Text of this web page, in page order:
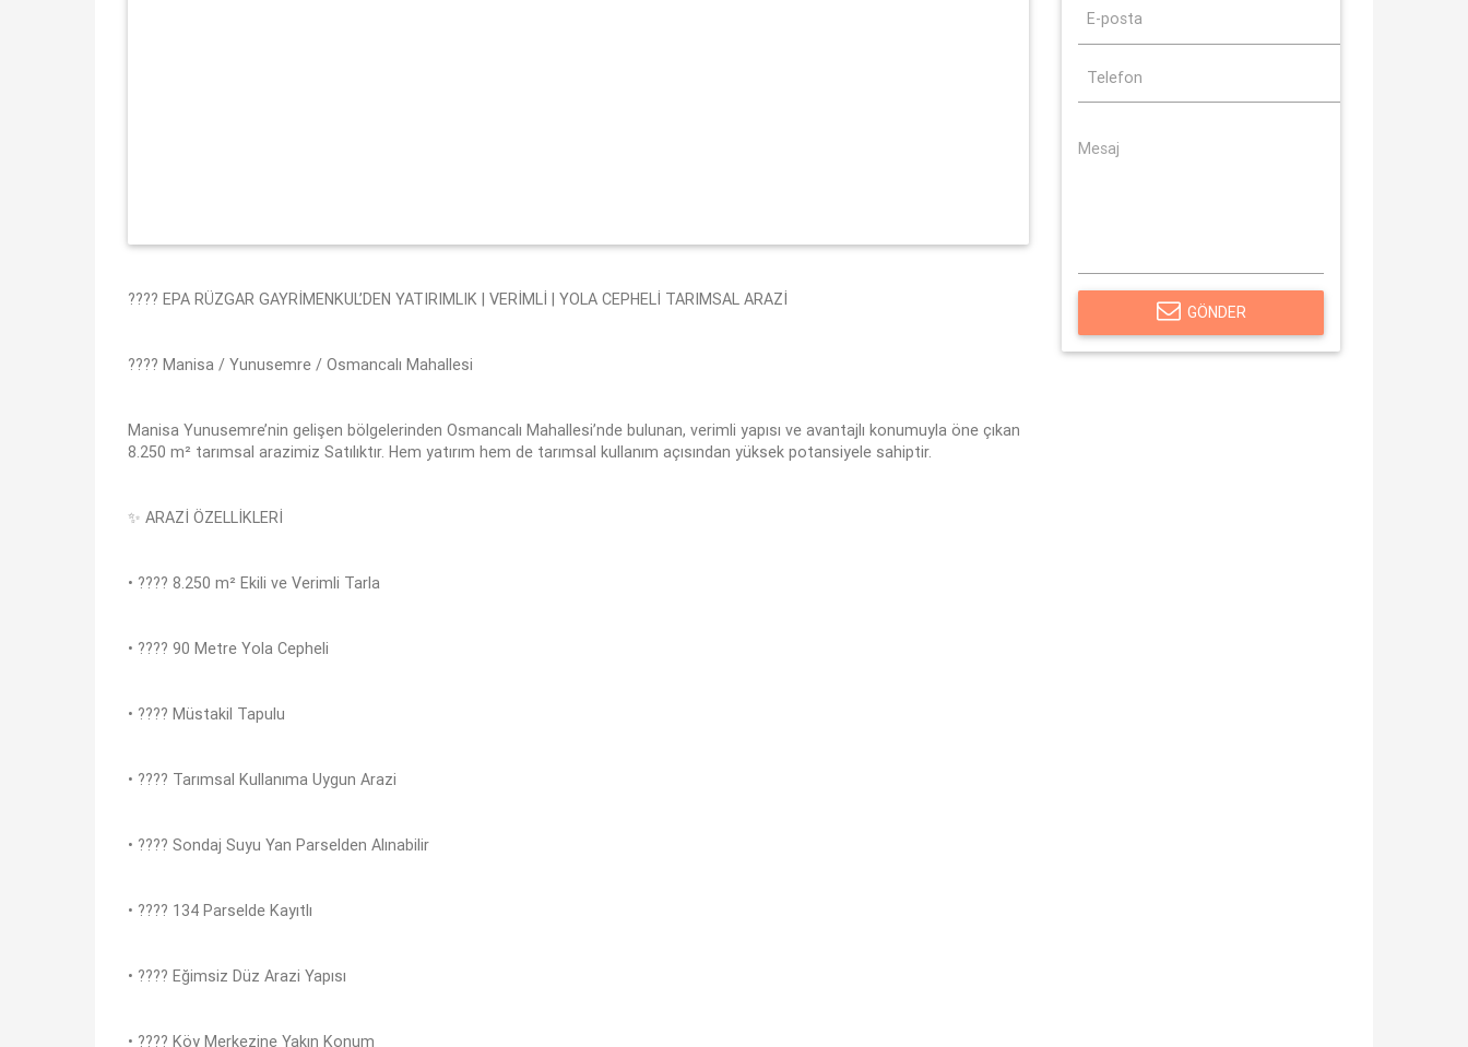
???? EPA RÜZGAR GAYRİMENKUL’DEN YATIRIMLIK | VERİMLİ | YOLA CEPHELİ TARIMSAL ARAZİ
???? Manisa / Yunusemre / Osmancalı Mahallesi
Manisa Yunusemre’nin gelişen bölgelerinden Osmancalı Mahallesi’nde bulunan, verimli yapısı ve avantajlı konumuyla öne çıkan
8.250 m² tarımsal arazimiz Satılıktır. Hem yatırım hem de tarımsal kullanım açısından yüksek potansiyele sahiptir.
✨ ARAZİ ÖZELLİKLERİ
• ???? 8.250 m² Ekili ve Verimli Tarla
• ???? 90 Metre Yola Cepheli
• ???? Müstakil Tapulu
• ???? Tarımsal Kullanıma Uygun Arazi
• ???? Sondaj Suyu Yan Parselden Alınabilir
• ???? 134 Parselde Kayıtlı
• ???? Eğimsiz Düz Arazi Yapısı
• ???? Köy Merkezine Yakın Konum
GÖNDER